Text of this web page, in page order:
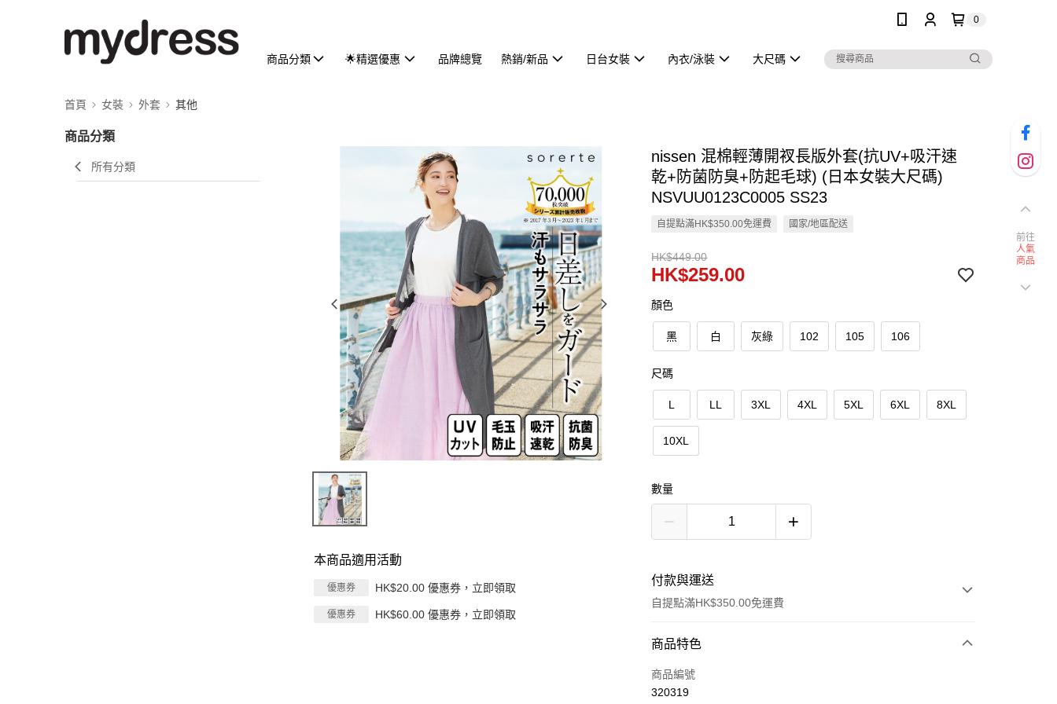
0
商品分類 🌟精選優惠 品牌總覽 熱銷/新品 日台女裝 內衣/泳裝 大尺碼
首頁 女裝 外套 其他
商品分類
所有分類
本商品適用活動
優惠券 HK$20.00 優惠券，立即領取
優惠券 HK$60.00 優惠券，立即領取
nissen 混棉輕薄開衩長版外套(抗UV+吸汗速
乾+防菌防臭+防起毛球) (日本女裝大尺碼)
NSVUU0123C0005 SS23
自提點滿HK$350.00免運費 國家/地區配送
HK$449.00
HK$259.00
顏色
黑 白 灰綠 102 105 106
尺碼
L LL 3XL 4XL 5XL 6XL 8XL
10XL
數量
付款與運送
自提點滿HK$350.00免運費
付款方式
信用卡
商品特色
商品編號
320319
前往
人氣
商品